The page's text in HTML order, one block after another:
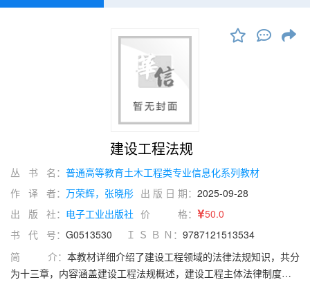
建设工程法规
丛 书 名： 普通高等教育土木工程类专业信息化系列教材
作 译 者： 万荣辉，张晓彤 出 版 日 期： 2025-09-28
出 版 社： 电子工业出版社 价 格：
50.0
书 代 号： G0513530 Ｉ Ｓ Ｂ Ｎ： 9787121513534
简 介： 本教材详细介绍了建设工程领域的法律法规知识，共分
为十三章，内容涵盖建设工程法规概述，建设工程主体法律制度，